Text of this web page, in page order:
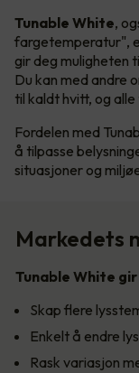
Tunable White,
fargetemperatur",
gir deg muligheten
Du kan med andre
til kaldt hvitt, og
Fordelen med
å tilpasse
situasjoner og
Markedets
Tunable White
Skap flere
Enkelt å endre
Rask variasjon